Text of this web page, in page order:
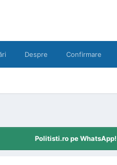
Despre Confirmare
Politisti.ro pe WhatsApp!